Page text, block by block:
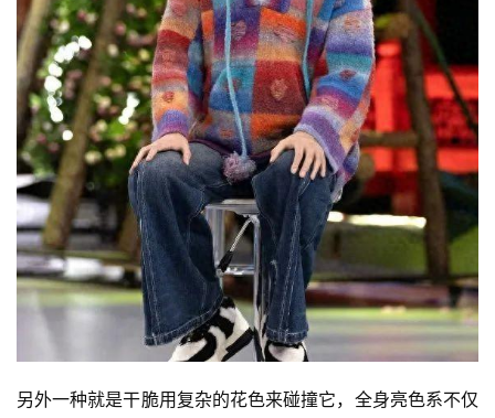
另外一种就是干脆用复杂的花色来碰撞它，全身亮色系不仅